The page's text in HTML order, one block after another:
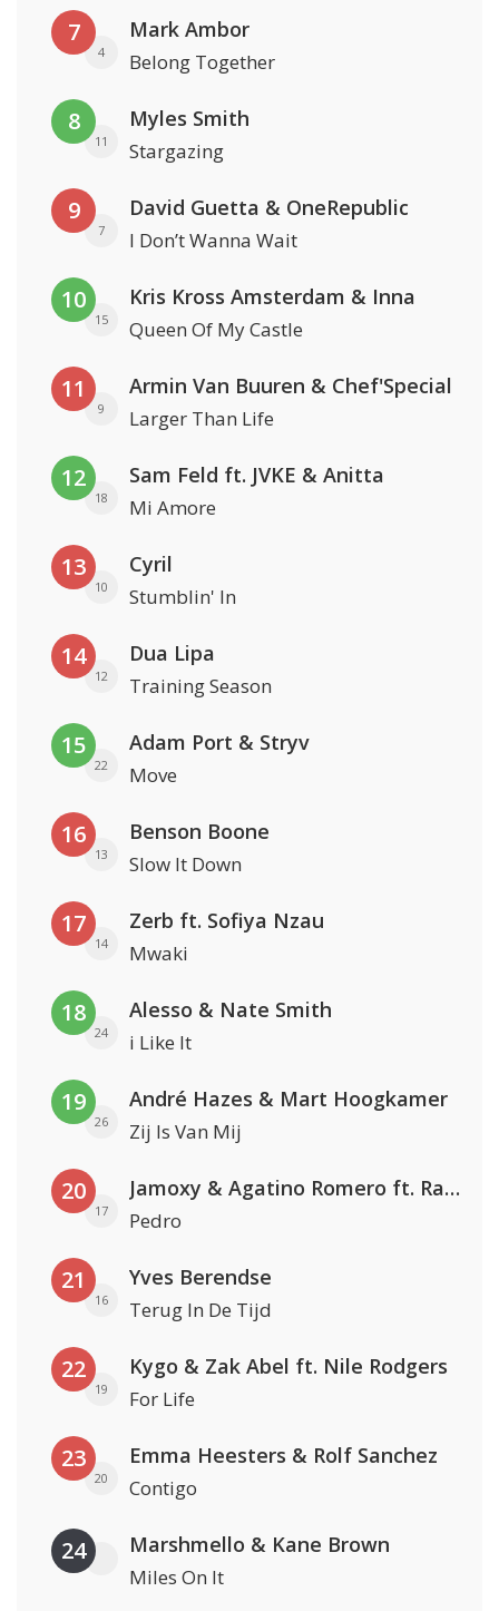
7
4
Mark Ambor
Belong Together
8
11
Myles Smith
Stargazing
9
7
David Guetta & OneRepublic
I Don’t Wanna Wait
10
15
Kris Kross Amsterdam & Inna
Queen Of My Castle
11
9
Armin Van Buuren & Chef'Special
Larger Than Life
12
18
Sam Feld ft. JVKE & Anitta
Mi Amore
13
10
Cyril
Stumblin' In
14
12
Dua Lipa
Training Season
15
22
Adam Port & Stryv
Move
16
13
Benson Boone
Slow It Down
17
14
Zerb ft. Sofiya Nzau
Mwaki
18
24
Alesso & Nate Smith
i Like It
19
26
André Hazes & Mart Hoogkamer
Zij Is Van Mij
20
17
Jamoxy & Agatino Romero ft. Raffaella Carrà
Pedro
21
16
Yves Berendse
Terug In De Tijd
22
19
Kygo & Zak Abel ft. Nile Rodgers
For Life
23
20
Emma Heesters & Rolf Sanchez
Contigo
24 Marshmello & Kane Brown
Miles On It